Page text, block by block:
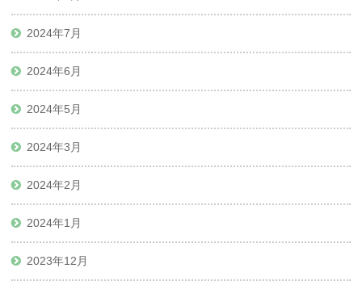
2024年7月
2024年6月
2024年5月
2024年3月
2024年2月
2024年1月
2023年12月